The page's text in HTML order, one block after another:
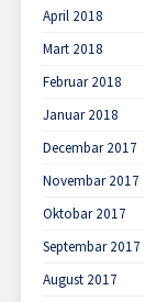
April 2018
Mart 2018
Februar 2018
Januar 2018
Decembar 2017
Novembar 2017
Oktobar 2017
Septembar 2017
August 2017